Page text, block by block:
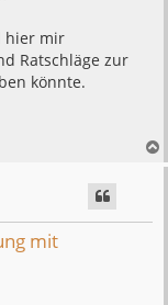
hier mir
Ratschläge zur
könnte.
mit